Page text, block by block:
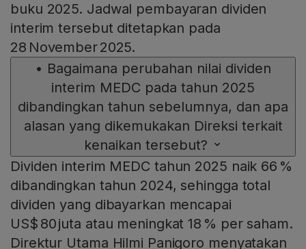
buku 2025. Jadwal pembayaran dividen
interim tersebut ditetapkan pada
28 November 2025.
• Bagaimana perubahan nilai dividen
interim MEDC pada tahun 2025
dibandingkan tahun sebelumnya, dan apa
alasan yang dikemukakan Direksi terkait
kenaikan tersebut?
Dividen interim MEDC tahun 2025 naik 66 %
dibandingkan tahun 2024, sehingga total
dividen yang dibayarkan mencapai
US$ 80 juta atau meningkat 18 % per saham.
Direktur Utama Hilmi Panigoro menyatakan